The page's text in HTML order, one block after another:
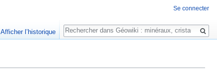
Se connecter
Afficher l’historique
Rechercher